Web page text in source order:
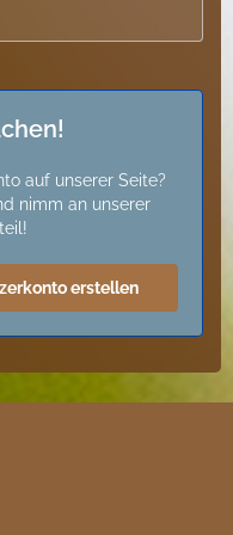
auf unserer Seite?
nimm an unserer
erstellen